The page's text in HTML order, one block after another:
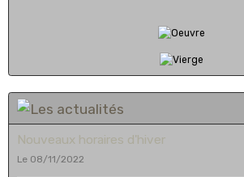
Nouveaux horaires d'hiver
Le 08/11/2022